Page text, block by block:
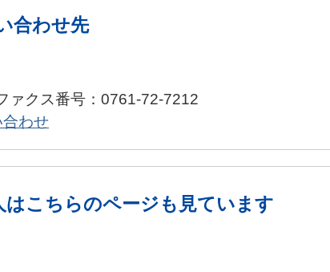
合わせ先
クス番号：0761-72-7212
わせ
はこちらのページも見ています